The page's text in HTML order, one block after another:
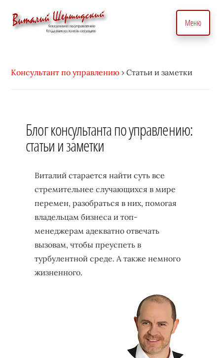
Дополнительное
меню
вопросам
индивидуальным
подходом
Виталий
Шершидский
по
услуги
управление
эффективного
развития
бизнеса,
создающее
устойчивые
конкурентные
Меню
Консультант по управлению ›Статьи и заметки
Блог консультанта по управлению:
статьи и заметки
Виталий старается найти суть все
стремительнее случающихся в мире
перемен, разобраться в них, помогая
владельцам бизнеса и топ-
менеджерам адекватно отвечать
вызовам, чтобы преуспеть в
турбулентной среде. А также немного
жизненного.